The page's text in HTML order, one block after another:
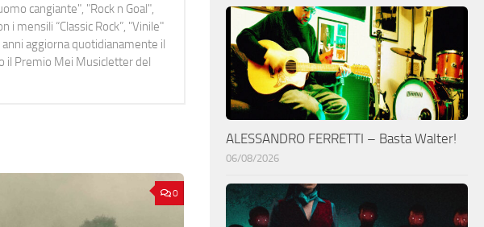
cangiante", "Rock n Goal",
i mensili “Classic Rock”, "Vinile"
anni aggiorna quotidianamente il
il Premio Mei Musicletter del
0
ALESSANDRO FERRETTI – Basta Walter!
06/08/2026